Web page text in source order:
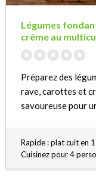
Légumes
crème au
Préparez des
rave, carottes et
savoureuse pour
Rapide : plat cuit en
Cuisinez pour 4